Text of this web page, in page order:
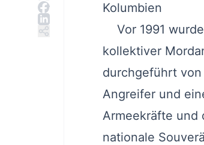
Kolumbien
Vor 1991
kollektiver
durchgeführt
Angreifer und
Armeekräfte und
nationale